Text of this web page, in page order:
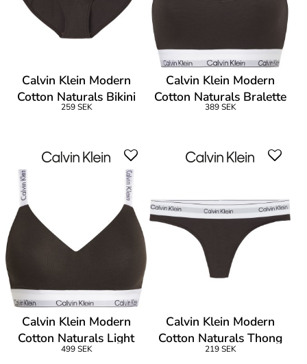
Calvin Klein Modern
Cotton Naturals Bikini
Brief
259 SEK
Calvin Klein Modern
Cotton Naturals Bralette
389 SEK
Calvin Klein Modern
Cotton Naturals Light
Bralette
499 SEK
Calvin Klein Modern
Cotton Naturals Thong
219 SEK